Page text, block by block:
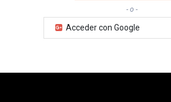
- o -
Acceder con Google